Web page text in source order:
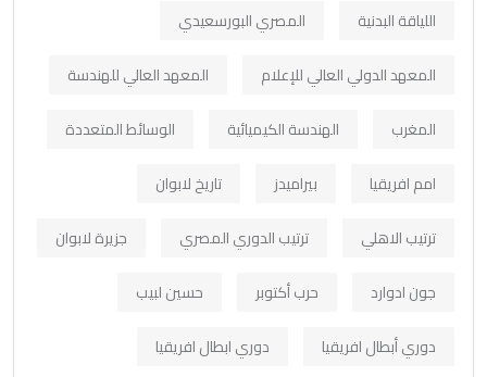
اللياقة البدنية
المصري البورسعيدي
المعهد الدولي العالي للإعلام
المعهد العالي للهندسة
المغرب
الهندسة الكيميائية
الوسائط المتعددة
امم افريقيا
بيراميدز
تاريخ لابوان
ترتيب الاهلي
ترتيب الدوري المصري
جزيرة لابوان
جون ادوارد
حرب أكتوبر
حسين لبيب
دوري أبطال افريقيا
دوري ابطال افريقيا